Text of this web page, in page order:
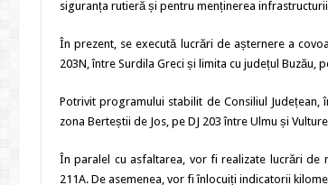
siguranța rutieră și pentru menținerea
În prezent, se execută lucrări de așternere a
203N, între Surdila Greci și limita cu județul Buzău,
Potrivit programului stabilit de Consiliul
zona Berteștii de Jos, pe DJ 203 între Ulmu și
În paralel cu asfaltarea, vor fi realizate lucrări de
211A. De asemenea, vor fi înlocuiți indicatorii